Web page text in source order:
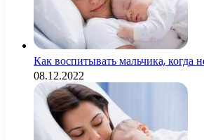
Как воспитывать мальчика, когда
08.12.2022